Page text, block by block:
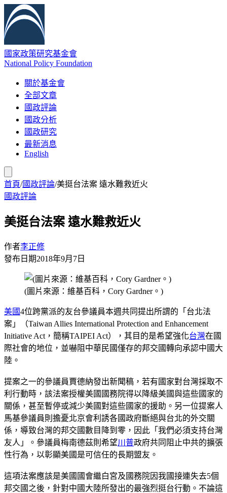
國家政策研究基金會
National Policy Foundation
關於基金會
全部文章
國政評論
國政分析
國政研究
最新消息
English
首頁/國政評論/美挺台法案 遠水難救近火
國政評論
美挺台法案 遠水難救近火
作者李正修
發布日期2018年9月7日
(圖片來源：維基百科，Cory Gardner。)
美國4位跨黨派的友台參議員本週共同提出所謂的「台北法
案」（Taiwan Allies International Protection and Enhancement
Initiative Act，簡稱TAIPEI Act），其目的是希望強化台灣在國
際社會的地位，並嚇阻中華民國僅存的邦交國轉向承認中國大
陸。
提案之一的參議員賈德納發出新聞稿，若有國家對台灣採取不
利行動時，該法案授權美國國務院得以降級美國與這些國家的
關係，甚至暫停或減少美國對這些國家的援助。另一位提案人
馬基參議員則擔憂北京會利誘各國政府斷絕與台北的外交關
係，導致台灣的邦交國數目降到零，因此「我們必須支持台灣
友人」。參議員梅南德茲則希望川普政府共同阻止中共的擴張
性行為，以彰顯美國是可信任的長期盟友。
這項法案應該是美國國會繼白宮及國務院因我國接連失去5個
邦交國之後，針對中國大陸所發出的最強烈挺台行動。不論這